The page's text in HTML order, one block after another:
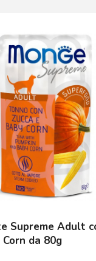
Supreme Adult
da 80g